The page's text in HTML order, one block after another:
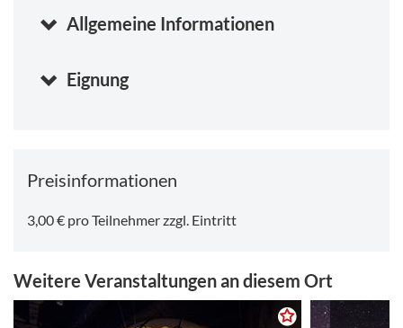
Samstag, 15.08.2026 12:00-12:45 Uhr
Allgemeine Informationen
Eignung
Preisinformationen
3,00 € pro Teilnehmer zzgl. Eintritt
Weitere Veranstaltungen an diesem Ort